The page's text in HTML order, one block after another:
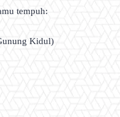
tempuh:
Kidul)